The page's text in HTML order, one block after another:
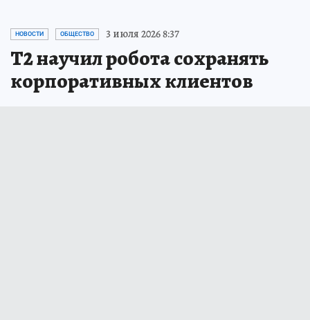
НОВОСТИ ОБЩЕСТВО 3 июля 2026 8:37
Т2 научил робота сохранять
корпоративных клиентов